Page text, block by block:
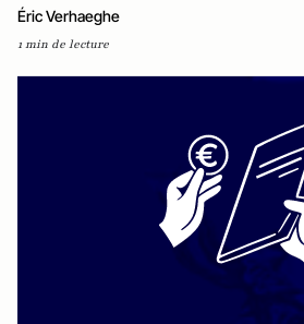
Éric Verhaeghe
1 min de lecture